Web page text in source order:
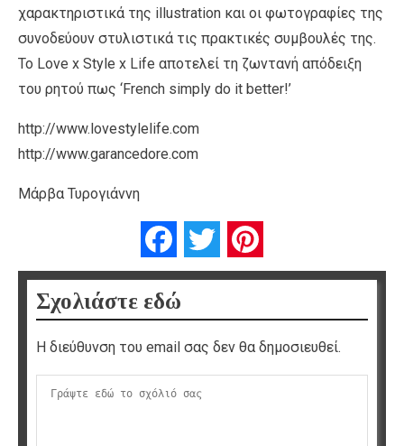
χαρακτηριστικά της illustration και οι φωτογραφίες της
συνοδεύουν στυλιστικά τις πρακτικές συμβουλές της.
Το Love x Style x Life αποτελεί τη ζωντανή απόδειξη
του ρητού πως ‘French simply do it better!’
http://www.lovestylelife.com
http://www.garancedore.com
Μάρβα Τυρογιάννη
FacebookTwitter
Σχολιάστε εδώ
Η διεύθυνση του email σας δεν θα δημοσιευθεί.